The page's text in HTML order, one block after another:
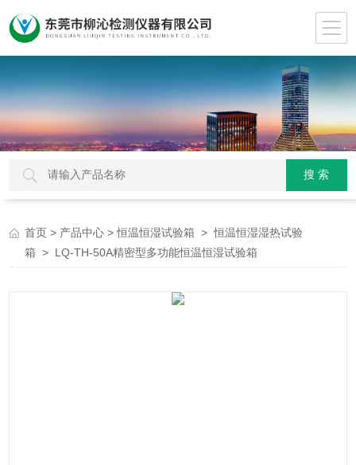
首页 > 产品中心 >恒温恒湿试验箱 >恒温恒湿湿热试验
箱 > LQ-TH-50A精密型多功能恒温恒湿试验箱